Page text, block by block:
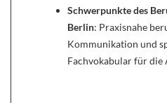
Schwerpunkte des
Berlin: Praxisnahe
Kommunikation und
Fachvokabular für die